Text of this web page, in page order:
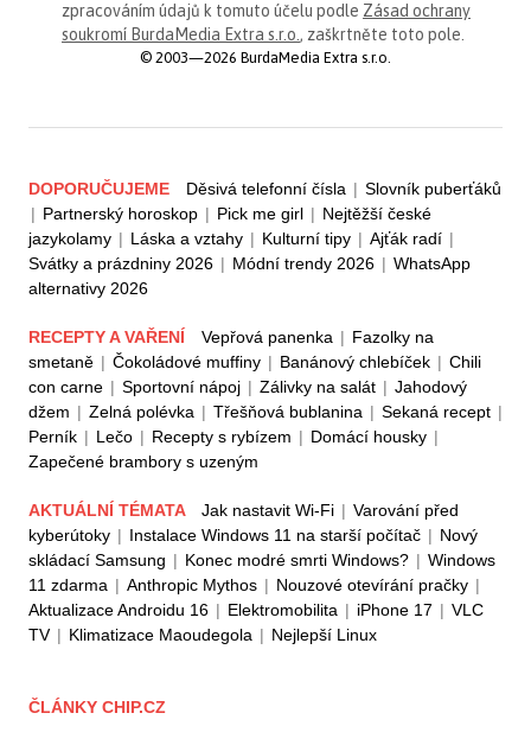
zpracováním údajů k tomuto účelu podle Zásad ochrany
soukromí BurdaMedia Extra s.r.o., zaškrtněte toto pole.
© 2003—2026 BurdaMedia Extra s.r.o.
DOPORUČUJEME Děsivá telefonní čísla | Slovník puberťáků
| Partnerský horoskop | Pick me girl | Nejtěžší české
jazykolamy | Láska a vztahy | Kulturní tipy | Ajťák radí |
Svátky a prázdniny 2026 | Módní trendy 2026 | WhatsApp
alternativy 2026
RECEPTY A VAŘENÍ Vepřová panenka | Fazolky na
smetaně | Čokoládové muffiny | Banánový chlebíček | Chili
con carne | Sportovní nápoj | Zálivky na salát | Jahodový
džem | Zelná polévka | Třešňová bublanina | Sekaná recept |
Perník | Lečo | Recepty s rybízem | Domácí housky |
Zapečené brambory s uzeným
AKTUÁLNÍ TÉMATA Jak nastavit Wi-Fi | Varování před
kyberútoky | Instalace Windows 11 na starší počítač | Nový
skládací Samsung | Konec modré smrti Windows? | Windows
11 zdarma | Anthropic Mythos | Nouzové otevírání pračky |
Aktualizace Androidu 16 | Elektromobilita | iPhone 17 | VLC
TV | Klimatizace Maoudegola | Nejlepší Linux
ČLÁNKY CHIP.CZ